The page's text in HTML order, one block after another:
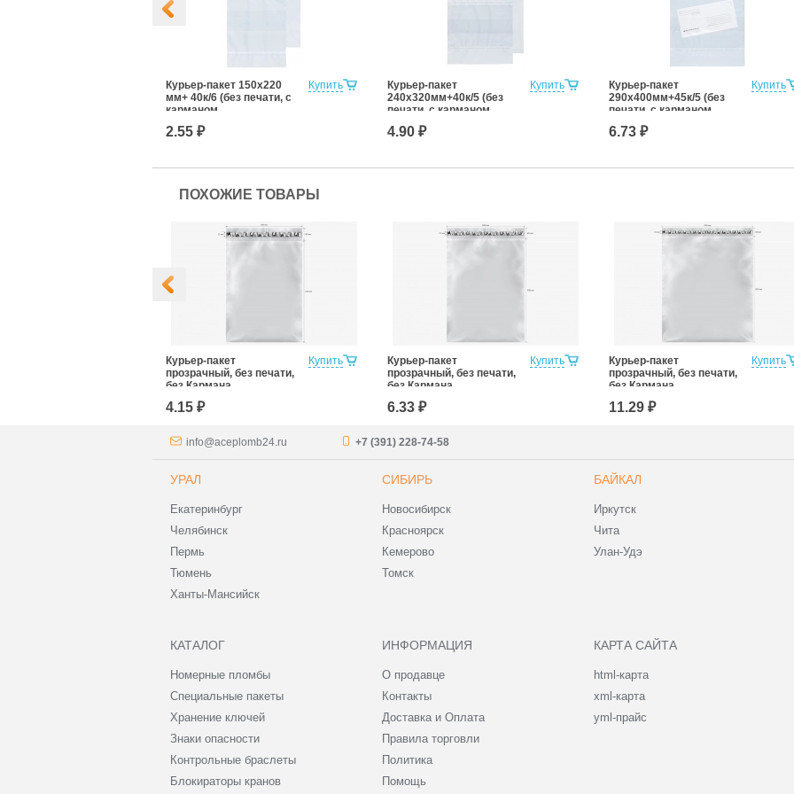
Купить
Курьер-пакет 150х220
мм+ 40к/6 (без печати, с
карманом
сопроводительной
документации)
2.55 ₽
Купить
Курьер-пакет
240х320мм+40к/5 (без
печати, с карманом
сопроводительной
документации)
4.90 ₽
Купить
Курьер-пакет
290х400мм+45к/5 (без
печати, с карманом
сопроводительной
документации)
6.73 ₽
ПОХОЖИЕ ТОВАРЫ
Купить
Курьер-пакет
прозрачный, без печати,
без Кармана
Сопроводительной
Документации
маркетплейсов)
4.15 ₽
Купить
Курьер-пакет
прозрачный, без печати,
без Кармана
Сопроводительной
Документации
маркетплейсов)
6.33 ₽
Купить
Курьер-пакет
прозрачный, без печати,
без Кармана
Сопроводительной
Документации
11.29 ₽
info@aceplomb24.ru +7 (391) 228-74-58
УРАЛ
Екатеринбург
Челябинск
Пермь
Тюмень
Ханты-Мансийск
СИБИРЬ
Новосибирск
Красноярск
Кемерово
Томск
БАЙКАЛ
Иркутск
Чита
Улан-Удэ
КАТАЛОГ
Номерные пломбы
Специальные пакеты
Хранение ключей
Знаки опасности
Контрольные браслеты
Блокираторы кранов
ИНФОРМАЦИЯ
О продавце
Контакты
Доставка и Оплата
Правила торговли
Политика
Помощь
КАРТА САЙТА
html-карта
xml-карта
yml-прайс